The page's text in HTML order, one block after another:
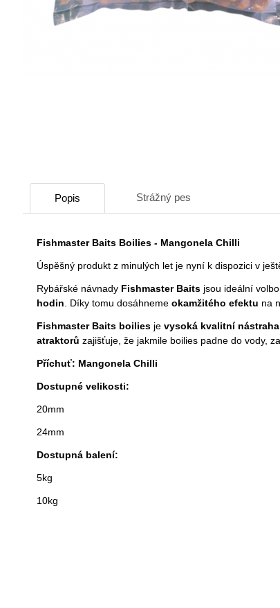
Popis Strážný pes
Fishmaster Baits Boilies - Mangonela Chilli
Úspěšný produkt z minulých let je nyní k dispozici v
Rybářské návnady Fishmaster Baits jsou ideální
hodin. Díky tomu dosáhnemeokamžitého efektu na
Fishmaster Baits boilies jevysoká kvalitní nástraha
atraktorů zajišťuje, že jakmile boilies padne do vody,
Příchuť: Mangonela Chilli
Dostupné velikosti:
20mm
24mm
Dostupná balení:
5kg
10kg